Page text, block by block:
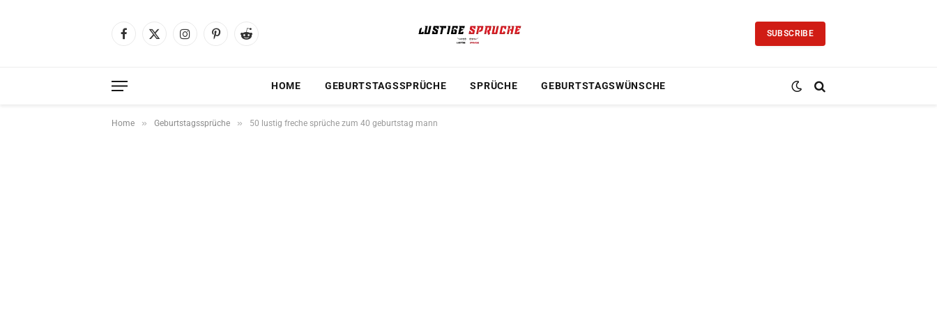
Facebook
X
InstagramPinterestReddit
SUBSCRIBE
HOME GEBURTSTAGSSPRÜCHE SPRÜCHE GEBURTSTAGSWÜNSCHE
Home » Geburtstagssprüche » 50 lustig freche sprüche zum 40 geburtstag mann